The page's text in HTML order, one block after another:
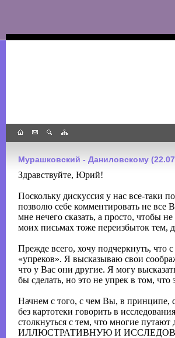
Мурашковский - Даниловскому
Здравствуйте, Юрий!
Поскольку дискуссия у нас все-таки
позволю себе комментировать не все
мне нечего сказать, а просто, чтобы
моих письмах тоже переизбыток тем,
Прежде всего, хочу подчеркнуть, что
«упреков». Я высказываю свои
что у Вас они другие. Я могу
бы сделать, но это не упрек в том, что
Начнем с того, с чем Вы, в принципе,
без картотеки говорить в
столкнуться с тем, что многие путают
ИЛЛЮСТРАТИВНУЮ И